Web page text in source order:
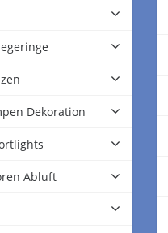
Dekoration
Abluft